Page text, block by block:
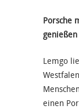
Porsche
genießen
Lemgo
einen